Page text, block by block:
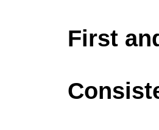
First